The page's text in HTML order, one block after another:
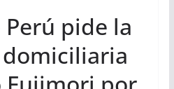
Perú pide la